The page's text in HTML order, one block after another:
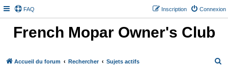
FAQ Connexion
Inscription
French Mopar Owner's Club
Accueil du forum Rechercher Sujets actifs